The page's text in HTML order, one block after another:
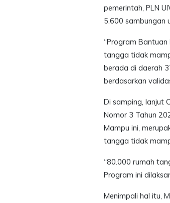
pemerintah, PLN
5.600 sambungan
“Program
tangga tidak
berada di daerah
berdasarkan
Di samping, lanjut
Nomor 3 Tahun
Mampu ini,
tangga tidak
“80.000 rumah
Program ini
Menimpali hal itu,